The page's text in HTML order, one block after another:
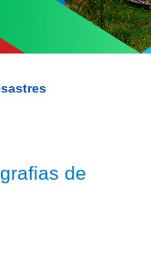
de